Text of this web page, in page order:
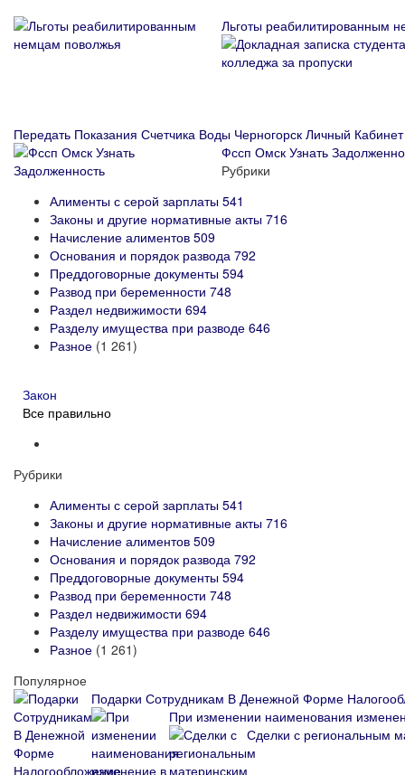
Льготы реабилитированным
Передать Показания Счетчика Воды Черногорск Личный Кабинет
Фссп Омск Узнать
Рубрики
Алименты с серой зарплаты 541
Законы и другие нормативные акты 716
Начисление алиментов 509
Основания и порядок развода 792
Преддоговорные документы 594
Развод при беременности 748
Раздел недвижимости 694
Разделу имущества при разводе 646
Разное (1 261)
Закон
Все правильно
Рубрики
Алименты с серой зарплаты 541
Законы и другие нормативные акты 716
Начисление алиментов 509
Основания и порядок развода 792
Преддоговорные документы 594
Развод при беременности 748
Раздел недвижимости 694
Разделу имущества при разводе 646
Разное (1 261)
Популярное
Подарки Сотрудникам В Денежной Форме
При изменении наименования
Сделки с региональным